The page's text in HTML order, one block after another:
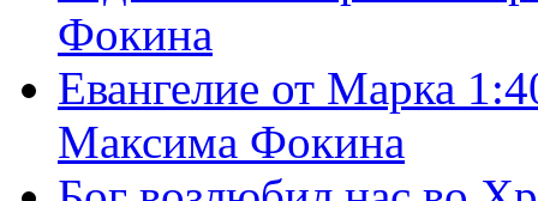
Фокина
Евангелие от Марка
Максима Фокина